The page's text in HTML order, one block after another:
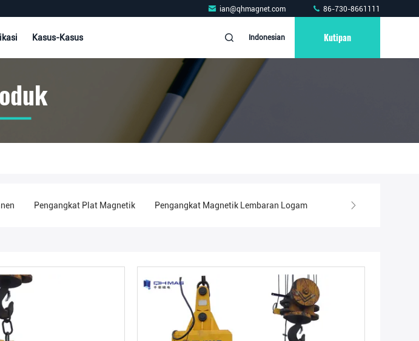
ian@qhmagnet.com 86-730-8661111
Kasus-Kasus Indonesian Kutipan
Pengangkat Plat Magnetik Pengangkat Magnetik Lembaran Logam Magnet Pengangkat